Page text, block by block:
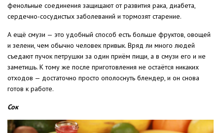
фенольные соединения защищают от развития рака, диабета,
сердечно-сосудистых заболеваний и тормозят старение.
А ещё смузи — это удобный способ есть больше фруктов, овощей
и зелени, чем обычно человек привык. Вряд ли много людей
съедают пучок петрушки за один приём пищи, а в смузи его и не
заметишь. К тому же после приготовления не остаётся никаких
отходов — достаточно просто ополоснуть блендер, и он снова
готов к работе.
Сок